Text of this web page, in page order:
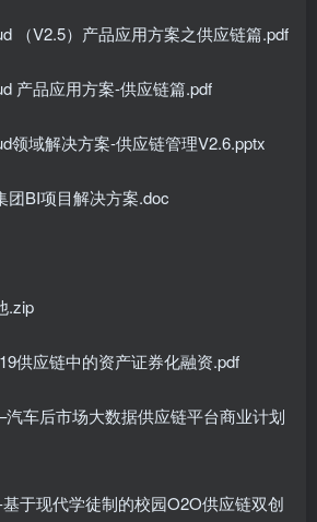
（V2.5）产品应用方案之供应链篇.pdf
产品应用方案-供应链篇.pdf
领域解决方案-供应链管理V2.6.pptx
团BI项目解决方案.doc
.zip
供应链中的资产证券化融资.pdf
汽车后市场大数据供应链平台商业计划
于现代学徒制的校园O2O供应链双创